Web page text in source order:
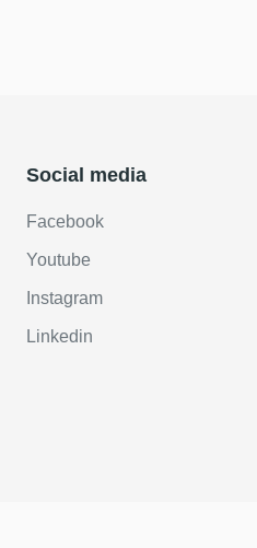
Social media
Facebook
Youtube
Instagram
Linkedin